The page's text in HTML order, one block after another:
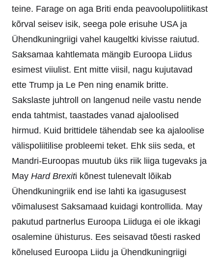
teine. Farage on aga Briti enda peavoolupoliitikast
kõrval seisev isik, seega pole erisuhe USA ja
Ühendkuningriigi vahel kaugeltki kivisse raiutud.
Saksamaa kahtlemata mängib Euroopa Liidus
esimest viiulist. Ent mitte viisil, nagu kujutavad
ette Trump ja Le Pen ning enamik britte.
Sakslaste juhtroll on langenud neile vastu nende
enda tahtmist, taastades vanad ajaloolised
hirmud. Kuid brittidele tähendab see ka ajaloolise
välispoliitilise probleemi teket. Ehk siis seda, et
Mandri-Euroopas muutub üks riik liiga tugevaks ja
May Hard Brexiti kõnest tulenevalt lõikab
Ühendkuningriik end ise lahti ka igasugusest
võimalusest Saksamaad kuidagi kontrollida. May
pakutud partnerlus Euroopa Liiduga ei ole ikkagi
osalemine ühisturus. Ees seisavad tõesti rasked
kõnelused Euroopa Liidu ja Ühendkuningriigi